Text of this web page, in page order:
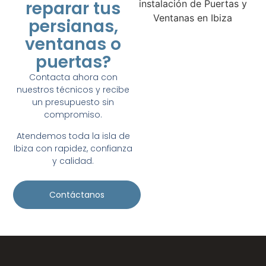
reparar tus
persianas,
ventanas o
puertas?
Contacta ahora con
nuestros técnicos y recibe
un presupuesto sin
compromiso.
Atendemos toda la isla de
Ibiza con rapidez, confianza
y calidad.
Contáctanos